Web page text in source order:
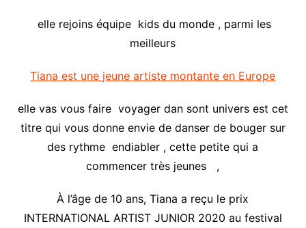
elle rejoins équipe kids du monde , parmi les
meilleurs
Tiana est une jeune artiste montante en Europe
elle vas vous faire voyager dan sont univers est cet
titre qui vous donne envie de danser de bouger sur
des rythme endiabler , cette petite qui a
commencer très jeunes ,
À l’âge de 10 ans, Tiana a reçu le prix
INTERNATIONAL ARTIST JUNIOR 2020 au festival